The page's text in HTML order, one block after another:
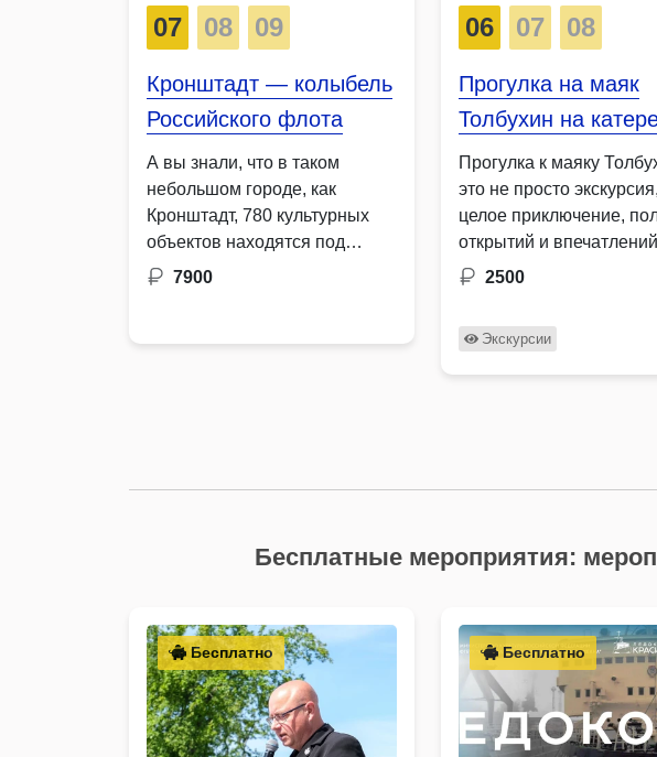
07 08 09
Кронштадт — колыбель
Российского флота
А вы знали, что в таком
небольшом городе, как
Кронштадт, 780 культурных
объектов находятся под
защитой ЮНЕСКО Давайте
7900
06 07 08
Прогулка на маяк
Толбухин на
Прогулка к маяку
это не просто
целое приключение,
открытий и
Гости смогут
2500
Экскурсии
Бесплатные мероприятия:
Бесплатно Бесплатно